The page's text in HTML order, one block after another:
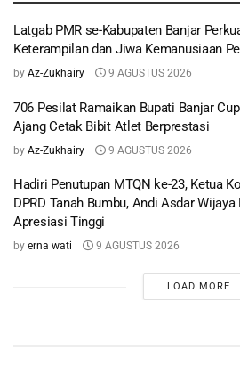
Latgab PMR se-Kabupaten Banjar
Keterampilan dan Jiwa Kemanusiaan
by Az-Zukhairy 9 AGUSTUS 2026
706 Pesilat Ramaikan Bupati Banjar
Ajang Cetak Bibit Atlet Berprestasi
by Az-Zukhairy 9 AGUSTUS 2026
Hadiri Penutupan MTQN ke-23, Ketua
DPRD Tanah Bumbu, Andi Asdar Wijaya
Apresiasi Tinggi
by erna wati 9 AGUSTUS 2026
LOAD MORE